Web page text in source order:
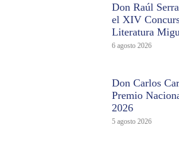
Don Raúl
el XIV
Literatura
6 agosto 2026
Don Carlos
Premio
2026
5 agosto 2026